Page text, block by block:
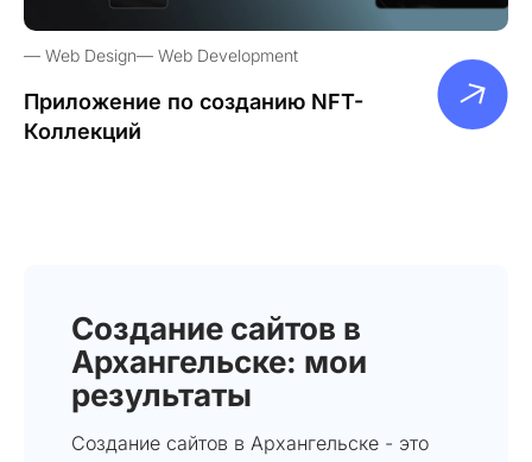
Web Design Web Development
Приложение по созданию NFT-
Коллекций
Создание сайтов в
Архангельске: мои
результаты
Создание сайтов в Архангельске - это